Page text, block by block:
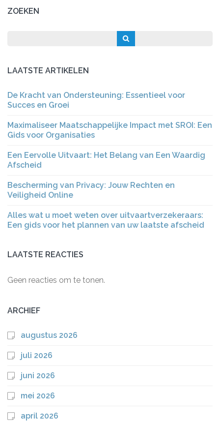
ZOEKEN
LAATSTE ARTIKELEN
De Kracht van Ondersteuning: Essentieel voor
Succes en Groei
Maximaliseer Maatschappelijke Impact met SROI: Een
Gids voor Organisaties
Een Eervolle Uitvaart: Het Belang van Een Waardig
Afscheid
Bescherming van Privacy: Jouw Rechten en
Veiligheid Online
Alles wat u moet weten over uitvaartverzekeraars:
Een gids voor het plannen van uw laatste afscheid
LAATSTE REACTIES
Geen reacties om te tonen.
ARCHIEF
augustus 2026
juli 2026
juni 2026
mei 2026
april 2026